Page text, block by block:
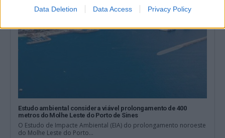
Data Deletion Data Access Privacy Policy
Estudo ambiental considera viável prolongamento de 400
metros do Molhe Leste do Porto de Sines
O Estudo de Impacte Ambiental (EIA) do prolongamento noroeste
do Molhe Leste do Porto...